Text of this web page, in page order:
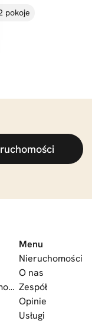
pokoje
Inwestowanie w nieruchomości
Menu
Nieruchomości
O nas
Zespół
Opinie
Usługi